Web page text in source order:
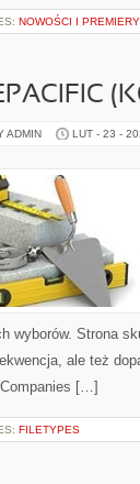
NOWOŚCI I PREMIERY
ADMIN LUT - 23 -
wyborów. Strona
ale też
[…]
FILETYPES